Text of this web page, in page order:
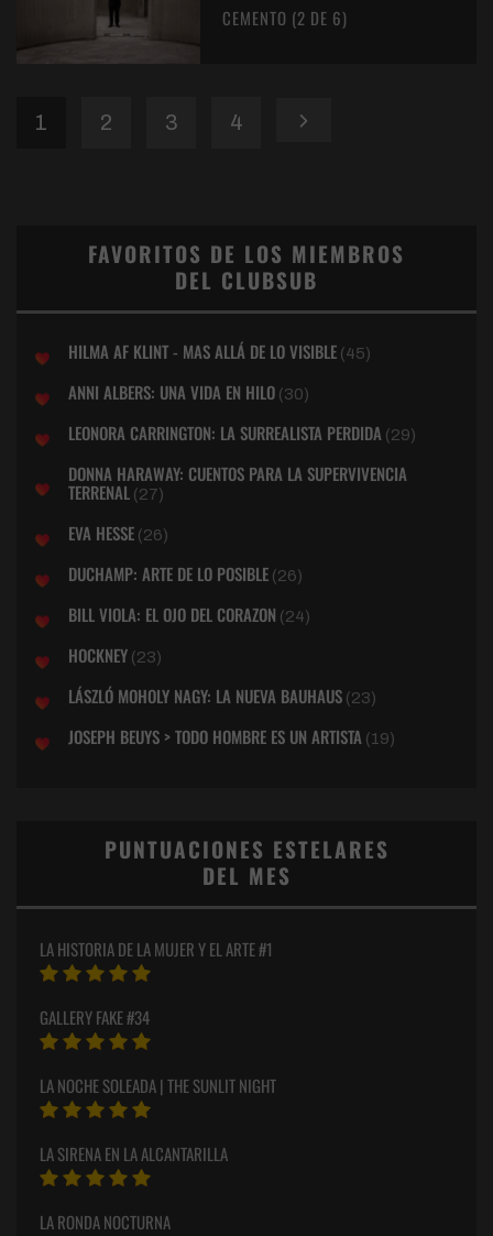
CEMENTO (2 DE 6)
1 2 3 4
FAVORITOS DE LOS MIEMBROS
DEL CLUBSUB
HILMA AF KLINT - MAS ALLÁ DE LO VISIBLE (45)
ANNI ALBERS: UNA VIDA EN HILO (30)
LEONORA CARRINGTON: LA SURREALISTA PERDIDA (29)
DONNA HARAWAY: CUENTOS PARA LA SUPERVIVENCIA
TERRENAL (27)
EVA HESSE (26)
DUCHAMP: ARTE DE LO POSIBLE (26)
BILL VIOLA: EL OJO DEL CORAZON (24)
HOCKNEY (23)
LÁSZLÓ MOHOLY NAGY: LA NUEVA BAUHAUS (23)
JOSEPH BEUYS > TODO HOMBRE ES UN ARTISTA (19)
PUNTUACIONES ESTELARES
DEL MES
LA HISTORIA DE LA MUJER Y EL ARTE #1
GALLERY FAKE #34
LA NOCHE SOLEADA | THE SUNLIT NIGHT
LA SIRENA EN LA ALCANTARILLA
LA RONDA NOCTURNA